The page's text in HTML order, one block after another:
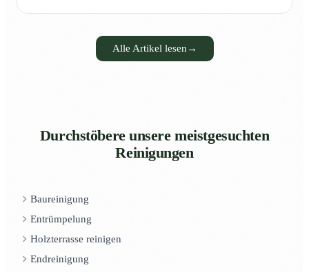
Alle Artikel lesen →
Durchstöbere unsere meistgesuchten
Reinigungen
Baureinigung
Entrümpelung
Holzterrasse reinigen
Endreinigung